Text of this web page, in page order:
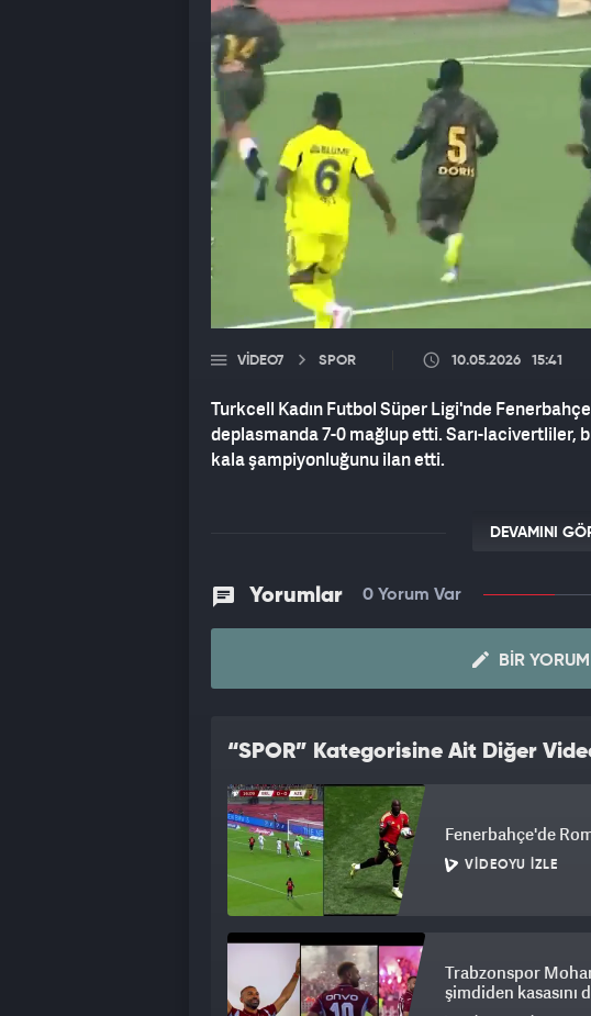
VIDEO7 SPOR 10.05.2026 15:41
Turkcell Kadın Futbol Süper Ligi'nde
deplasmanda 7-0 mağlup etti. Sarı-lacivertliler,
kala şampiyonluğunu ilan etti.
DEVAMINI
Yorumlar 0 Yorum Var
BIR
“SPOR” Kategorisine Ait Diğer
Fenerbahçe'de
VIDEOYU İZLE
Trabzonspor
şimdiden kasasını